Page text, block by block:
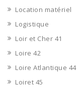
Location matériel
Logistique
Loir et Cher 41
Loire 42
Loire Atlantique 44
Loiret 45